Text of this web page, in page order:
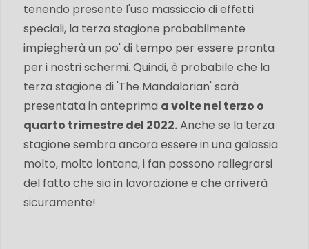
tenendo presente l'uso massiccio di effetti
speciali, la terza stagione probabilmente
impiegherà un po' di tempo per essere pronta
per i nostri schermi. Quindi, è probabile che la
terza stagione di 'The Mandalorian' sarà
presentata in anteprima a volte nel terzo o
quarto trimestre del 2022.Anche se la terza
stagione sembra ancora essere in una galassia
molto, molto lontana, i fan possono rallegrarsi
del fatto che sia in lavorazione e che arriverà
sicuramente!